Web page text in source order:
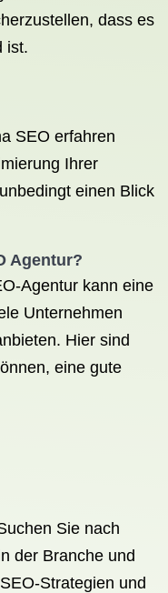
dass es
ist.
SEO erfahren
Ihrer
einen Blick
Agentur?
Agentur kann eine
Unternehmen
Hier sind
eine gute
Sie nach
der Branche und
Strategien und